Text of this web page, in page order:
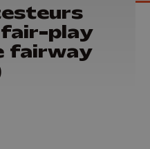
play
fairway